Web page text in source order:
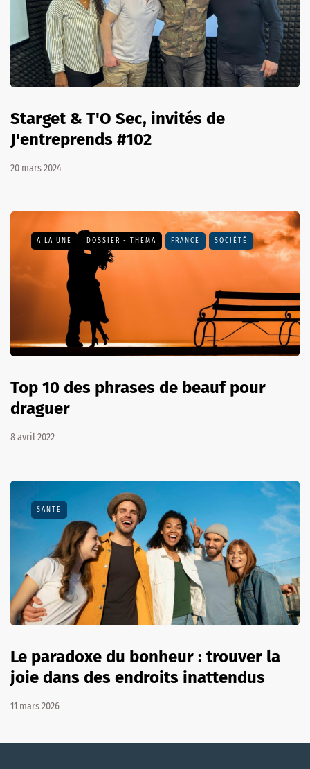
Starget & T'O Sec, invités de
J'entreprends #102
20 mars 2024
A LA UNE DOSSIER - THEMA FRANCE SOCIÉTÉ
Top 10 des phrases de beauf pour
draguer
8 avril 2022
SANTÉ
Le paradoxe du bonheur : trouver la
joie dans des endroits inattendus
11 mars 2026